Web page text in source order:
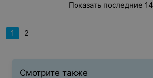
Показать последние 14
1 2
Смотрите также